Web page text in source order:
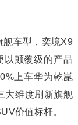
舰车型，奕境X9
以颠覆级的产品
上车华为乾崑
大维度刷新旗舰
价值标杆。